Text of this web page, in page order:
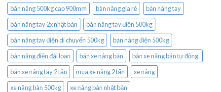
bàn nâng 500kg cao 900mm bàn nâng gía rẻ
bàn nâng tay
bàn nâng tay 2x nhật bản
bàn nâng tay điện 500kg
bàn nâng tay điện di chuyển 500kg
bàn nâng điện 500kg
bàn nâng điện đài loan
bán xe nâng bàn
bán xe nâng bán tự động.
bán xe nâng tay 2 tấn
mua xe nâng 2 tấn
xe nâng
xe nâng bàn 500kg
xe nâng bàn nhật bản